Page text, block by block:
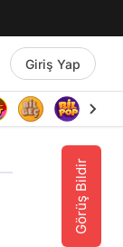
Giriş Yap
Görüş Bildir